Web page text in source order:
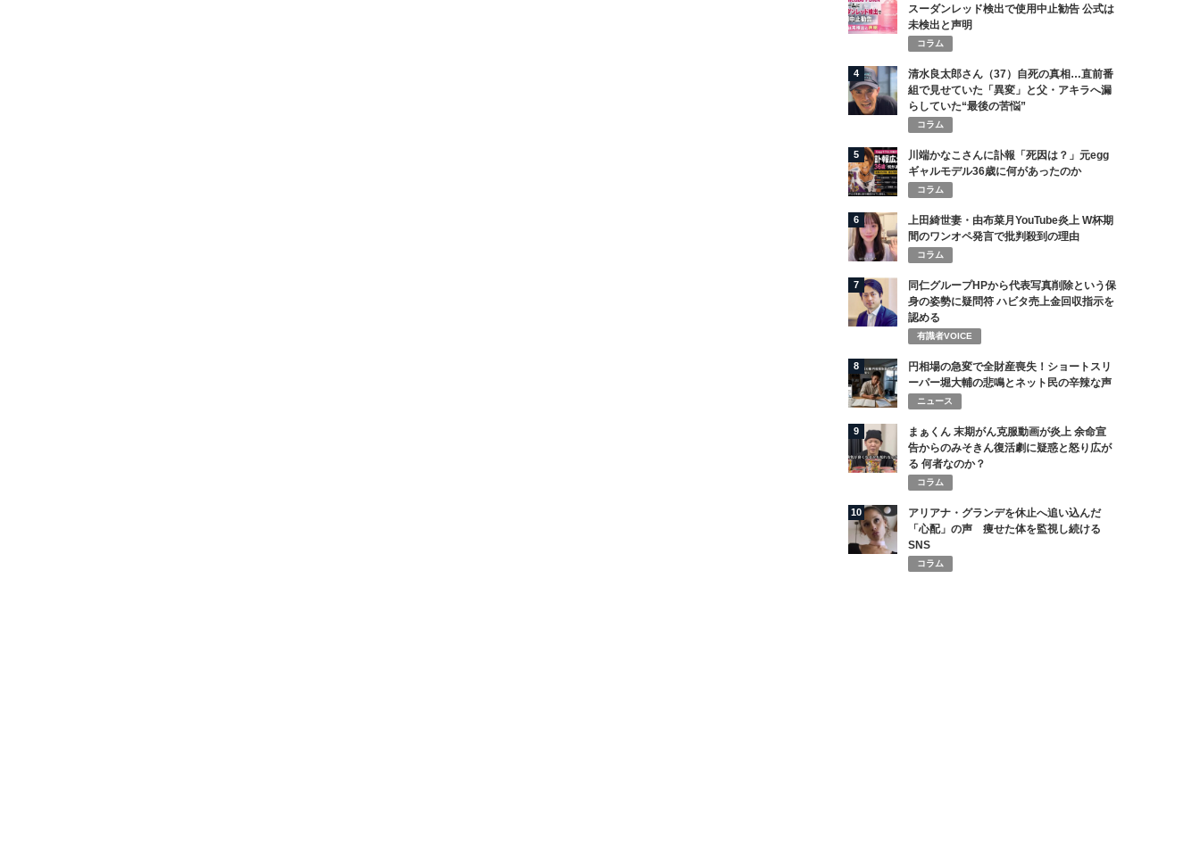
スーダンレッド検出で使用中止勧告 公式は
未検出と声明
コラム
4
清水良太郎さん（37）自死の真相…直前番
組で見せていた「異変」と父・アキラへ漏
らしていた“最後の苦悩”
コラム
5
川端かなこさんに訃報「死因は？」元egg
ギャルモデル36歳に何があったのか
コラム
6
上田綺世妻・由布菜月YouTube炎上 W杯期
間のワンオペ発言で批判殺到の理由
コラム
7
同仁グループHPから代表写真削除という保
身の姿勢に疑問符 ハビタ売上金回収指示を
認める
有識者VOICE
8
円相場の急変で全財産喪失！ショートスリ
ーパー堀大輔の悲鳴とネット民の辛辣な声
ニュース
9
まぁくん 末期がん克服動画が炎上 余命宣
告からのみそきん復活劇に疑惑と怒り広が
る 何者なのか？
コラム
10
アリアナ・グランデを休止へ追い込んだ
「心配」の声 痩せた体を監視し続ける
SNS
コラム